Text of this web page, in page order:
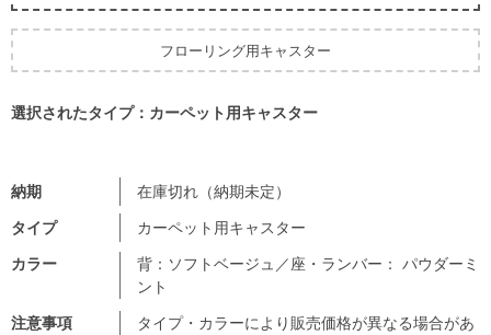
注意事項
タイプ・カラーにより販売価格が異なる場合があ
納期
在庫切れ（納期未定）
タイプ
カーペット用キャスター
カラー
背：ソフトベージュ／座・ランバー： パウダーミ
ント
フローリング用キャスター
選択されたタイプ：カーペット用キャスター